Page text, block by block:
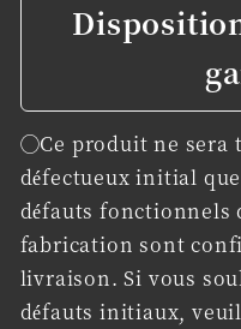
◯Ce produit ne sera
défectueux initial
défauts fonctionnels
fabrication sont
livraison. Si vous
défauts initiaux,